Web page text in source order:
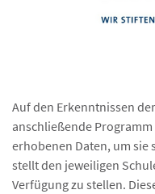
Auf den Erkenntnissen
anschließende Programm
erhobenen Daten, um
stellt den jeweiligen
Verfügung zu stellen.